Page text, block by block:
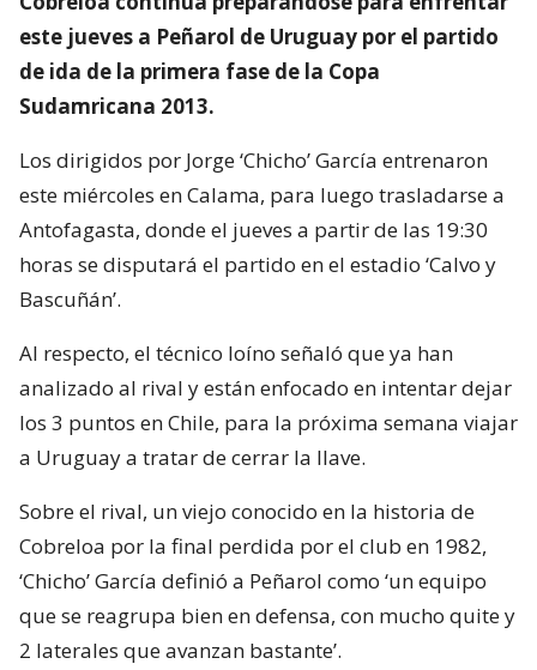
este jueves a Peñarol de Uruguay por el partido
de ida de la primera fase de la Copa
Sudamricana 2013.
Los dirigidos por Jorge ‘Chicho’ García entrenaron
este miércoles en Calama, para luego trasladarse a
Antofagasta, donde el jueves a partir de las 19:30
horas se disputará el partido en el estadio ‘Calvo y
Bascuñán’.
Al respecto, el técnico loíno señaló que ya han
analizado al rival y están enfocado en intentar dejar
los 3 puntos en Chile, para la próxima semana viajar
a Uruguay a tratar de cerrar la llave.
Sobre el rival, un viejo conocido en la historia de
Cobreloa por la final perdida por el club en 1982,
‘Chicho’ García definió a Peñarol como ‘un equipo
que se reagrupa bien en defensa, con mucho quite y
2 laterales que avanzan bastante’.